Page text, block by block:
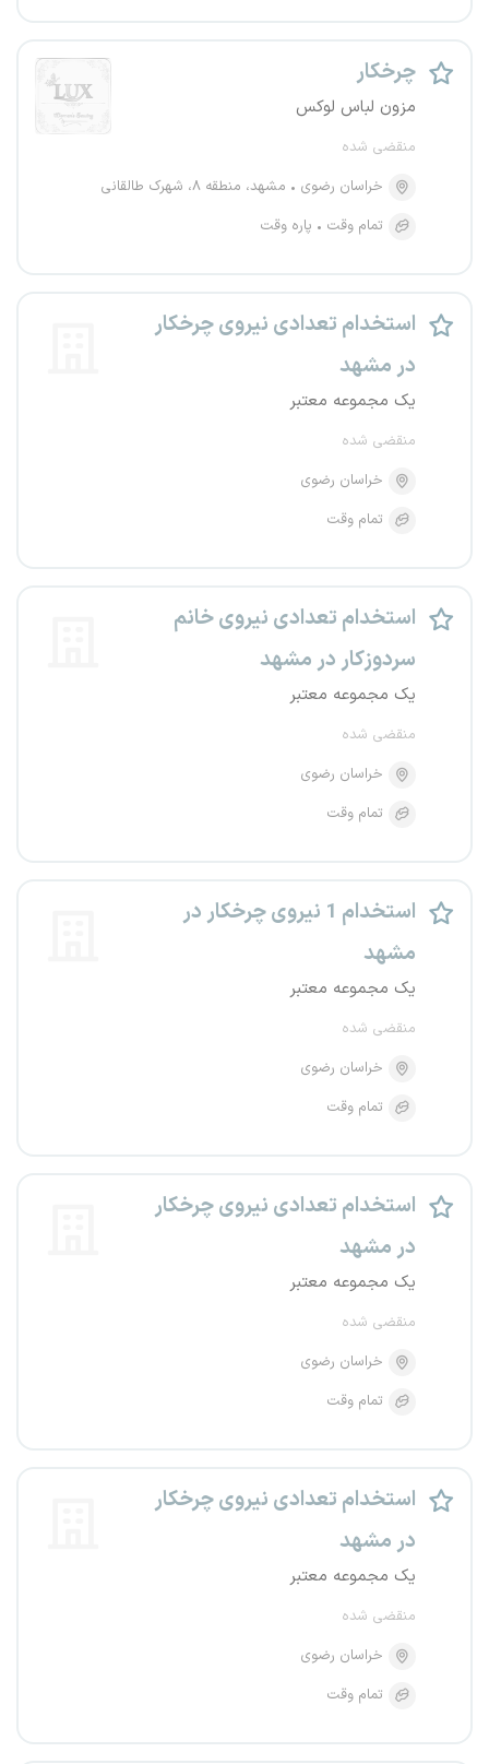
چرخکار
مزون لباس لوکس
منقضی شده
خراسان رضوی
مشهد، منطقه ۸، شهرک طالقانی
تمام وقت
پاره وقت
استخدام تعدادی نیروی چرخکار
در مشهد
یک مجموعه معتبر
منقضی شده
خراسان رضوی
تمام وقت
استخدام تعدادی نیروی خانم
سردوزکار در مشهد
یک مجموعه معتبر
منقضی شده
خراسان رضوی
تمام وقت
استخدام 1 نیروی چرخکار در
مشهد
یک مجموعه معتبر
منقضی شده
خراسان رضوی
تمام وقت
استخدام تعدادی نیروی چرخکار
در مشهد
یک مجموعه معتبر
منقضی شده
خراسان رضوی
تمام وقت
استخدام تعدادی نیروی چرخکار
در مشهد
یک مجموعه معتبر
منقضی شده
خراسان رضوی
تمام وقت